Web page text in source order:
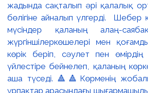
жадында сақталып әрі қалалық
бөлігіне айналып үлгерді. Шебер
мүсіндер қаланың алаң-
жүргіншілеркөшелері мен
көрік беріп, сәулет пен
үйлестіре бейнелеп, қаланың
аша түседі. 🔺🔺Көрменің
ұрпақтар арасындағы